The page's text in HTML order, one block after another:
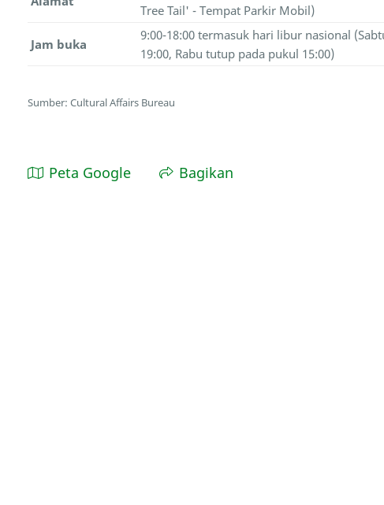
Tree Tail' - Tempat Parkir Mobil)
Jam buka
9:00-18:00 termasuk hari libur nasional
19:00, Rabu tutup pada pukul 15:00)
Sumber: Cultural Affairs Bureau
Peta Google Bagikan